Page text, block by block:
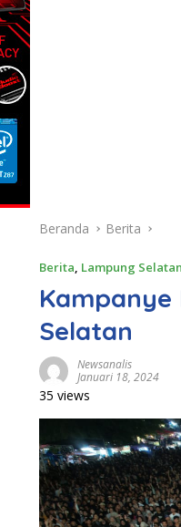
Beranda Berita
Berita, Lampung Selatan
Selatan
Newsanalis
Januari 18, 2024
35 views